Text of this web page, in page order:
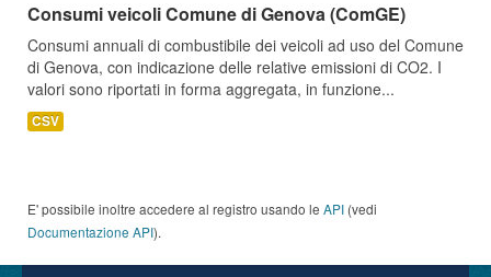
Consumi veicoli Comune di Genova (ComGE)
Consumi annuali di combustibile dei veicoli ad uso del Comune
di Genova, con indicazione delle relative emissioni di CO2. I
valori sono riportati in forma aggregata, in funzione...
CSV
E' possibile inoltre accedere al registro usando le API (vedi
Documentazione API).